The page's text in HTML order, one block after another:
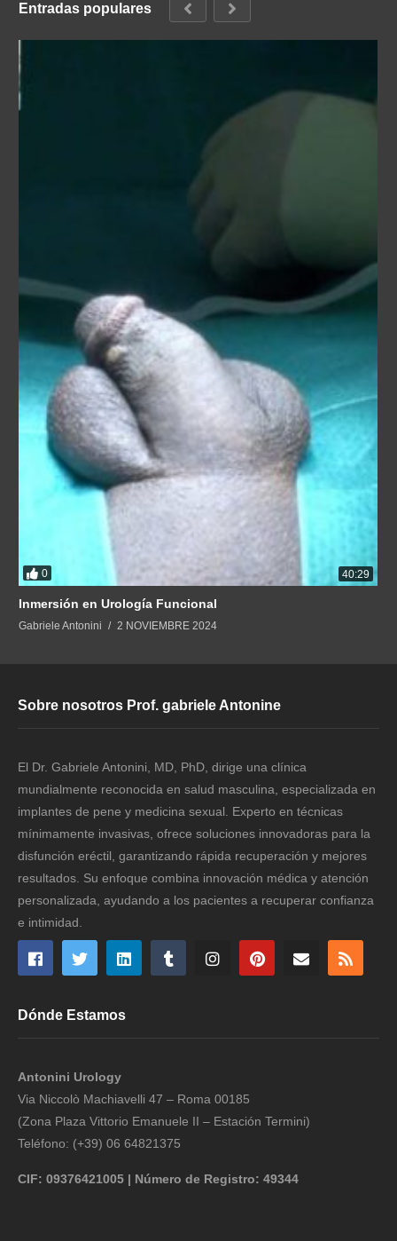
Entradas populares
0 40:29
Inmersión en Urología Funcional
Gabriele Antonini 2 NOVIEMBRE 2024
Sobre nosotros Prof. gabriele Antonine
El Dr. Gabriele Antonini, MD, PhD, dirige una clínica
mundialmente reconocida en salud masculina, especializada en
implantes de pene y medicina sexual. Experto en técnicas
mínimamente invasivas, ofrece soluciones innovadoras para la
disfunción eréctil, garantizando rápida recuperación y mejores
resultados. Su enfoque combina innovación médica y atención
personalizada, ayudando a los pacientes a recuperar confianza
e intimidad.
Dónde Estamos
Antonini Urology
Via Niccolò Machiavelli 47 – Roma 00185
(Zona Plaza Vittorio Emanuele II – Estación Termini)
Teléfono: (+39) 06 64821375
CIF: 09376421005 | Número de Registro: 49344